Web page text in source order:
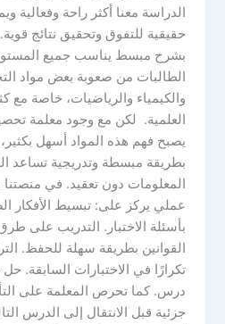
الدراسة معنا أكثر راحة وفعالية
حقيقية للتفوق وتحقيق نتائج
بشرح مبسط يناسب جميع
الطالبات من صعوبة بعض مواد
والكيمياء والرياضيات، خاصة مع
العلمية. لكن مع وجود معلمة
يصبح فهم هذه المواد أسهل
بطريقة مبسطة وتدريجية تساعد
المعلومات دون تعقيد. في
عملي يركز على: تبسيط الأفكار
بأسئلة الاختبار. التدريب على
القوانين بطريقة سهلة للحفظ.
تكرارًا في الاختبارات السابقة.
درس. كما تحرص المعلمة على
جزئية قبل الانتقال إلى الدرس